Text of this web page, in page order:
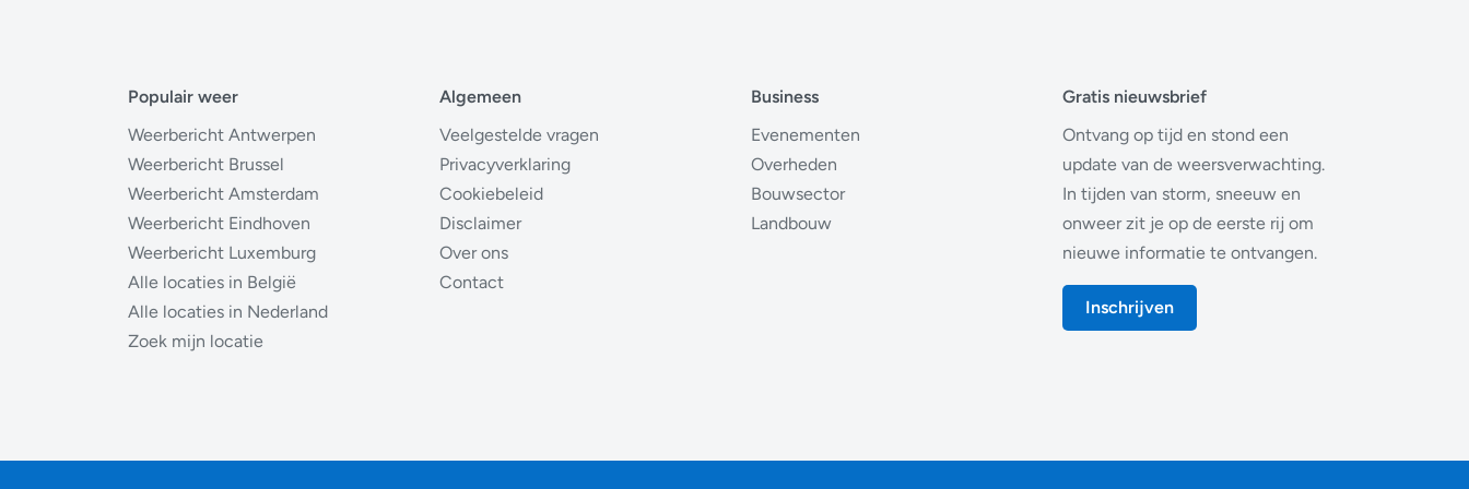
Populair weer
Weerbericht Antwerpen
Weerbericht Brussel
Weerbericht Amsterdam
Weerbericht Eindhoven
Weerbericht Luxemburg
Alle locaties in België
Alle locaties in Nederland
Zoek mijn locatie
Algemeen
Veelgestelde vragen
Privacyverklaring
Cookiebeleid
Disclaimer
Over ons
Contact
Business
Evenementen
Overheden
Bouwsector
Landbouw
Gratis nieuwsbrief
Ontvang op tijd en stond een
update van de weersverwachting.
In tijden van storm, sneeuw en
onweer zit je op de eerste rij om
nieuwe informatie te ontvangen.
Inschrijven